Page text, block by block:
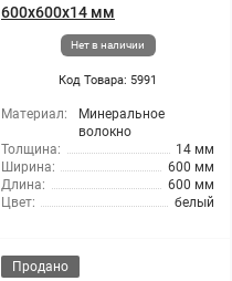
600x600x14 мм
Нет в наличии
Код Товара: 5991
Материал:
Минеральное
волокно
Толщина:
14 мм
Ширина:
600 мм
Длина:
600 мм
Цвет:
белый
Продано